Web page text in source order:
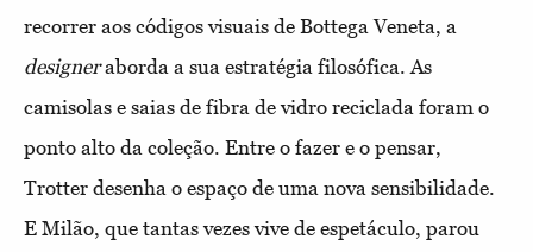
recorrer aos códigos visuais de Bottega Veneta, a
designeraborda a sua estratégia filosófica. As
camisolas e saias de fibra de vidro reciclada foram o
ponto alto da coleção. Entre o fazer e o pensar,
Trotter desenha o espaço de uma nova sensibilidade.
E Milão, que tantas vezes vive de espetáculo, parou